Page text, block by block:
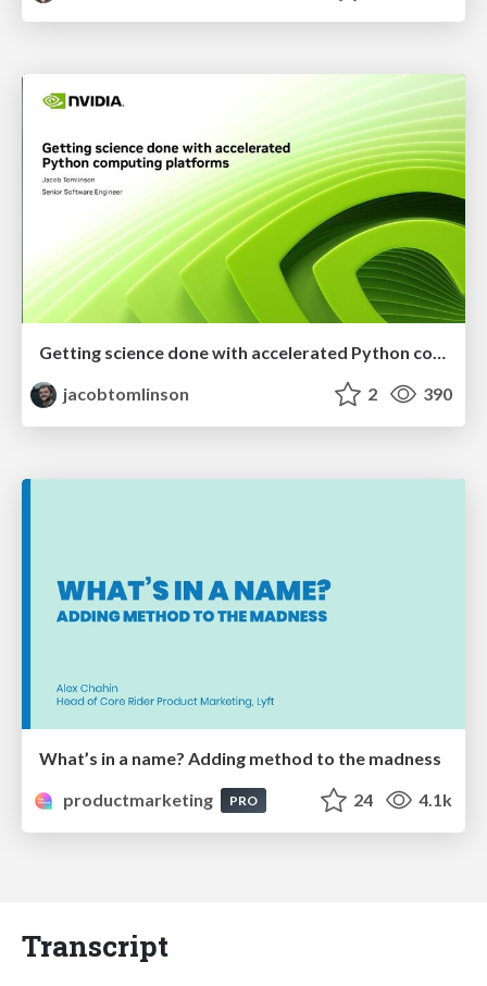
Getting science done with accelerated Python computing platforms
jacobtomlinson
2 390
What’s in a name? Adding method to the madness
productmarketing
PRO 24 4.1k
Transcript